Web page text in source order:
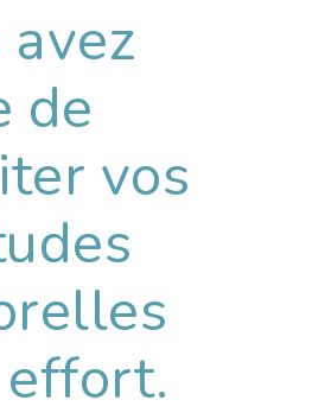
de
vos